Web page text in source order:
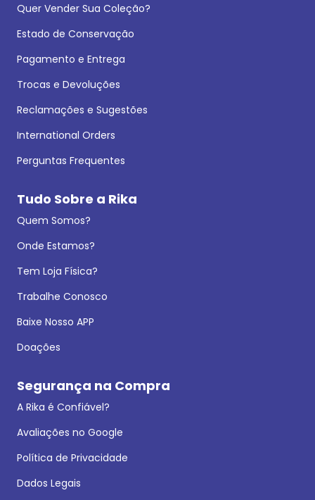
Quer Vender Sua Coleção?
Estado de Conservação
Pagamento e Entrega
Trocas e Devoluções
Reclamações e Sugestões
International Orders
Perguntas Frequentes
Tudo Sobre a Rika
Quem Somos?
Onde Estamos?
Tem Loja Física?
Trabalhe Conosco
Baixe Nosso APP
Doações
Segurança na Compra
A Rika é Confiável?
Avaliações no Google
Política de Privacidade
Dados Legais